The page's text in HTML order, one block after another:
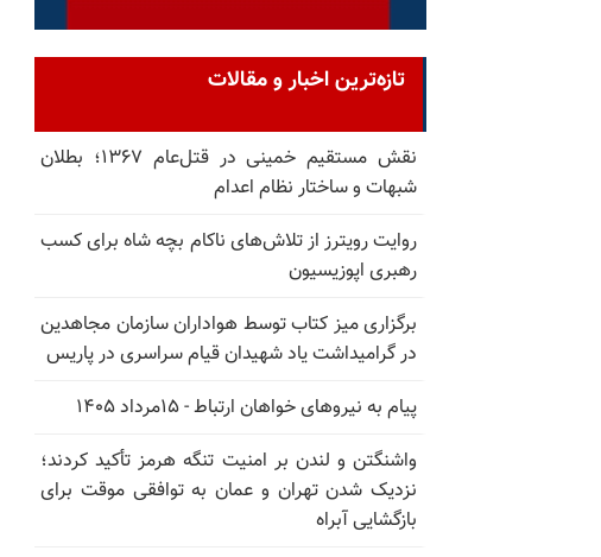
تازه‌ترین اخبار و مقالات
نقش مستقیم خمینی در قتل‌عام ۱۳۶۷؛ بطلان
شبهات و ساختار نظام اعدام
روایت رویترز از تلاش‌های ناکام بچه شاه برای کسب
رهبری اپوزیسیون
برگزاری میز کتاب توسط هواداران سازمان مجاهدین
در گرامیداشت یاد شهیدان قیام سراسری در پاریس
پیام به نیروهای خواهان ارتباط - ۱۵مرداد ۱۴۰۵
واشنگتن و لندن بر امنیت تنگه هرمز تأکید کردند؛
نزدیک شدن تهران و عمان به توافقی موقت برای
بازگشایی آبراه